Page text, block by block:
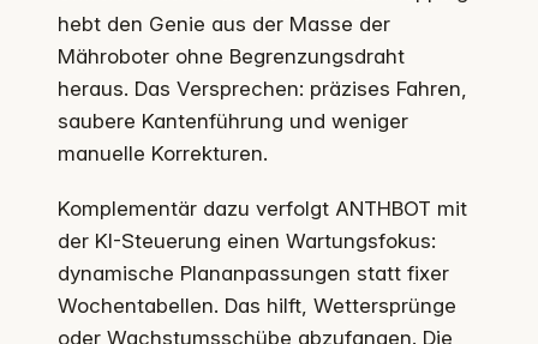
hebt den Genie aus der Masse der
Mähroboter ohne Begrenzungsdraht
heraus. Das Versprechen: präzises Fahren,
saubere Kantenführung und weniger
manuelle Korrekturen.
Komplementär dazu verfolgt ANTHBOT mit
der KI-Steuerung einen Wartungsfokus:
dynamische Plananpassungen statt fixer
Wochentabellen. Das hilft, Wettersprünge
oder Wachstumsschübe abzufangen. Die